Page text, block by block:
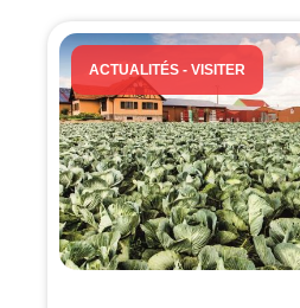
ACTUALITÉS - VISITER